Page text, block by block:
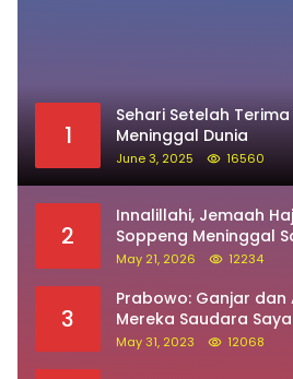
1
Sehari Setelah Terima
Meninggal Dunia
June 3, 2025 16560
2
Innalillahi, Jemaah
Soppeng Meninggal
May 21, 2026 12234
3
Prabowo: Ganjar dan
Mereka Saudara Saya
May 31, 2023 12068